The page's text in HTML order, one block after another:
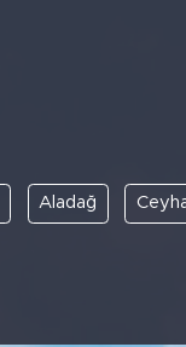
Aladağ